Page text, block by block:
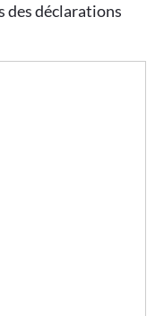
des déclarations